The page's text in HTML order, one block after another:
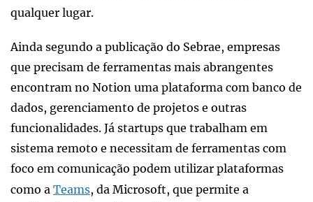
qualquer lugar.
Ainda segundo a publicação do Sebrae, empresas
que precisam de ferramentas mais abrangentes
encontram no Notion uma plataforma com banco de
dados, gerenciamento de projetos e outras
funcionalidades. Já startups que trabalham em
sistema remoto e necessitam de ferramentas com
foco em comunicação podem utilizar plataformas
como a Teams, da Microsoft, que permite a